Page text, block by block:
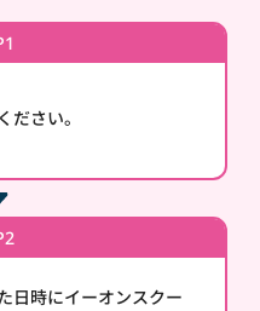
ださい。
日時にイーオンスクー